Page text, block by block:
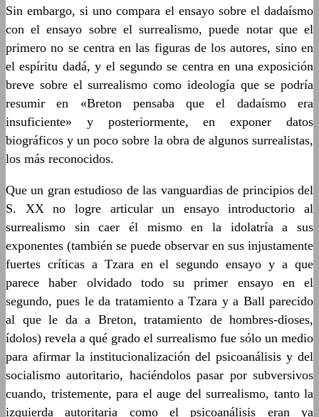
Sin embargo, si uno compara el ensayo sobre el dadaísmo
con el ensayo sobre el surrealismo, puede notar que el
primero no se centra en las figuras de los autores, sino en
el espíritu dadá, y el segundo se centra en una exposición
breve sobre el surrealismo como ideología que se podría
resumir en «Breton pensaba que el dadaísmo era
insuficiente» y posteriormente, en exponer datos
biográficos y un poco sobre la obra de algunos surrealistas,
los más reconocidos.
Que un gran estudioso de las vanguardias de principios del
S. XX no logre articular un ensayo introductorio al
surrealismo sin caer él mismo en la idolatría a sus
exponentes (también se puede observar en sus injustamente
fuertes críticas a Tzara en el segundo ensayo y a que
parece haber olvidado todo su primer ensayo en el
segundo, pues le da tratamiento a Tzara y a Ball parecido
al que le da a Breton, tratamiento de hombres-dioses,
ídolos) revela a qué grado el surrealismo fue sólo un medio
para afirmar la institucionalización del psicoanálisis y del
socialismo autoritario, haciéndolos pasar por subversivos
cuando, tristemente, para el auge del surrealismo, tanto la
izquierda autoritaria como el psicoanálisis eran ya